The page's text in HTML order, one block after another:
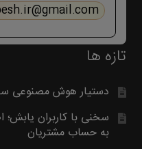
تازه ها
دستیار هوش مصنوعی
سخنی با کاربران
به حساب مشتریان